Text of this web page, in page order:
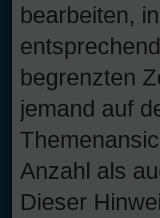
bearbeiten,
begrenzten
jemand auf
Anzahl als
Dieser